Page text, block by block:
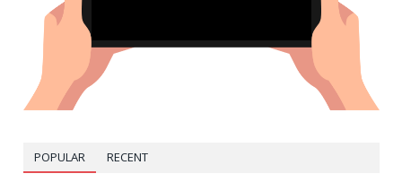
POPULAR RECENT